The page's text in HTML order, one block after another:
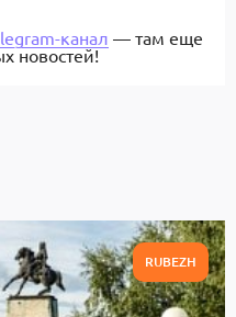
канал — там еще
новостей!
RUBEZH